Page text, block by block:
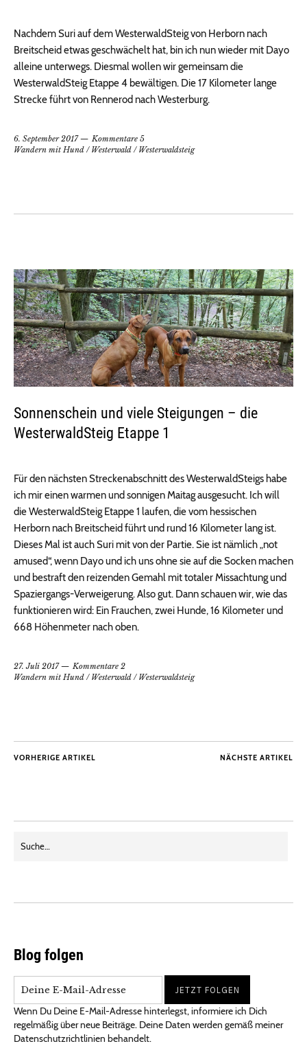
Nachdem Suri auf dem WesterwaldSteig von Herborn nach
Breitscheid etwas geschwächelt hat, bin ich nun wieder mit Dayo
alleine unterwegs. Diesmal wollen wir gemeinsam die
WesterwaldSteig Etappe 4 bewältigen. Die 17 Kilometer lange
Strecke führt von Rennerod nach Westerburg.
6. September 2017
Kommentare 5
Wandern mit Hund / Westerwald / Westerwaldsteig
Sonnenschein und viele Steigungen – die
WesterwaldSteig Etappe 1
Für den nächsten Streckenabschnitt des WesterwaldSteigs habe
ich mir einen warmen und sonnigen Maitag ausgesucht. Ich will
die WesterwaldSteig Etappe 1 laufen, die vom hessischen
Herborn nach Breitscheid führt und rund 16 Kilometer lang ist.
Dieses Mal ist auch Suri mit von der Partie. Sie ist nämlich „not
amused“, wenn Dayo und ich uns ohne sie auf die Socken machen
und bestraft den reizenden Gemahl mit totaler Missachtung und
Spaziergangs-Verweigerung. Also gut. Dann schauen wir, wie das
funktionieren wird: Ein Frauchen, zwei Hunde, 16 Kilometer und
668 Höhenmeter nach oben.
27. Juli 2017
Kommentare 2
Wandern mit Hund / Westerwald / Westerwaldsteig
VORHERIGE ARTIKEL NÄCHSTE ARTIKEL
Blog folgen
Wenn Du Deine E-Mail-Adresse hinterlegst, informiere ich Dich
regelmäßig über neue Beiträge. Deine Daten werden gemäß meiner
Datenschutzrichtlinien behandelt.